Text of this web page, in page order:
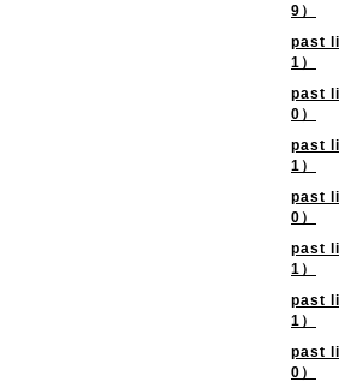
9）
past
1）
past
0）
past
1）
past
0）
past
1）
past
1）
past
0）